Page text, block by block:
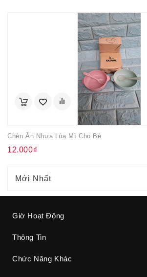
Chén Ăn Nhựa Lúa Mì Cho Bé
12.000₫
Mới Nhất
Giờ Hoạt Động
Thông Tin
Chức Năng Khác